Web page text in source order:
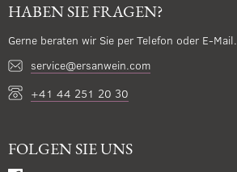
HABEN SIE FRAGEN?
Gerne beraten wir Sie per Telefon oder E-Mail.
service@ersanwein.com
+41 44 251 20 30
FOLGEN SIE UNS